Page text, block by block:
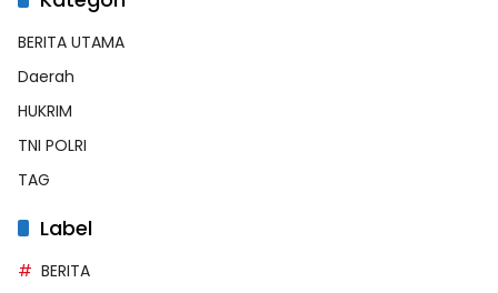
BERITA UTAMA
Daerah
HUKRIM
TNI POLRI
TAG
Label
BERITA